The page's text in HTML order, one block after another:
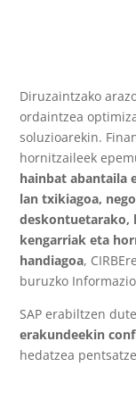
Diruzaintzako
ordaintzea
soluzioarekin.
hornitzaileek
hainbat abantaila
lan txikiagoa,
deskontuetarako,
kengarriak eta
handiagoa,
buruzko
SAP erabiltzen
erakundeekin
hedatzea